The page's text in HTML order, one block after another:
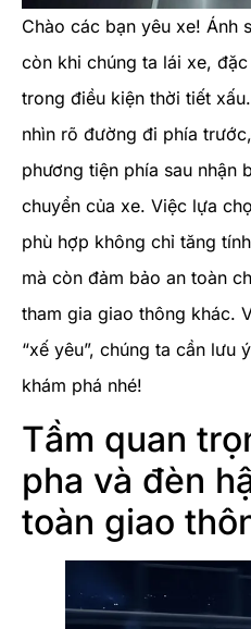
Chào các bạn yêu xe! Ánh
còn khi chúng ta lái xe,
trong điều kiện thời tiết
nhìn rõ đường đi phía
phương tiện phía sau
chuyển của xe. Việc lựa
phù hợp không chỉ tăng
mà còn đảm bảo an toàn
tham gia giao thông khác.
“xế yêu”, chúng ta cần lưu
khám phá nhé!
Tầm quan
pha và đèn
toàn giao